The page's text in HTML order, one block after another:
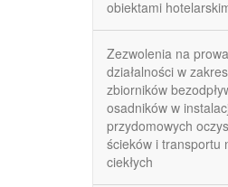
obiektami
Zezwolenia na
działalności w
zbiorników
osadników w
przydomowych
ścieków i transportu
ciekłych